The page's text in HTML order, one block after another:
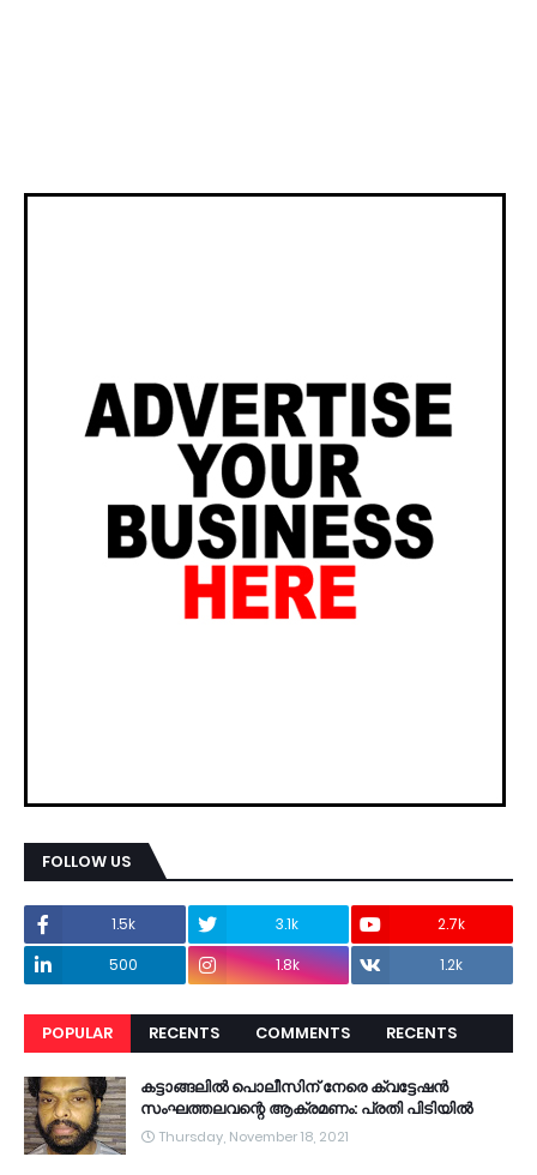
FOLLOW US
1.5k 3.1k
2.7k
500
1.8k 1.2k
POPULAR RECENTS COMMENTS RECENTS
കട്ടാങ്ങലിൽ പൊലീസിന് നേരെ ക്വട്ടേഷൻ
സംഘത്തലവന്റെ ആക്രമണം: പ്രതി പിടിയിൽ
Thursday, November 18, 2021